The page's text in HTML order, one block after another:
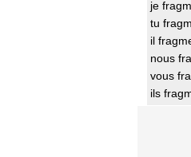
je
tu
il
nous
vous
ils